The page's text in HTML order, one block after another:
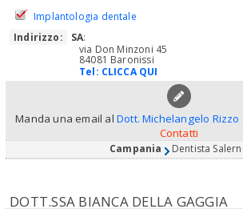
Implantologia dentale
Indirizzo:
SA:
via Don Minzoni 45
84081 Baronissi
Tel: CLICCA QUI
Manda una email al Dott. Michelangelo Rizzo
Contatti
Campania Dentista
DOTT.SSA BIANCA DELLA GAGGIA